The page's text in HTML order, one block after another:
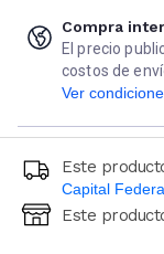
Compra
El precio
costos de
Ver
Este
Capital
Ingresá
Este